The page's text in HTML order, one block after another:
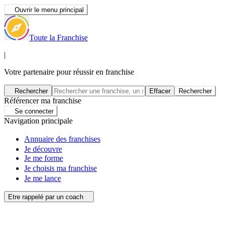
Ouvrir le menu principal
Toute la Franchise
|
Votre partenaire pour réussir en franchise
Rechercher Effacer Rechercher
Référencer ma franchise
Se connecter
Navigation principale
Annuaire des franchises
Je découvre
Je me forme
Je choisis ma franchise
Je me lance
Etre rappelé par un coach